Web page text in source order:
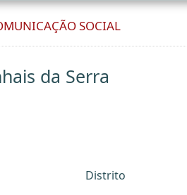
SOCIAL
da Serra
Distrito